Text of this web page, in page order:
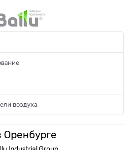
воздуха
Оренбурге